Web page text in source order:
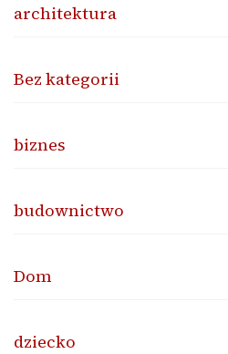
architektura
Bez kategorii
biznes
budownictwo
Dom
dziecko